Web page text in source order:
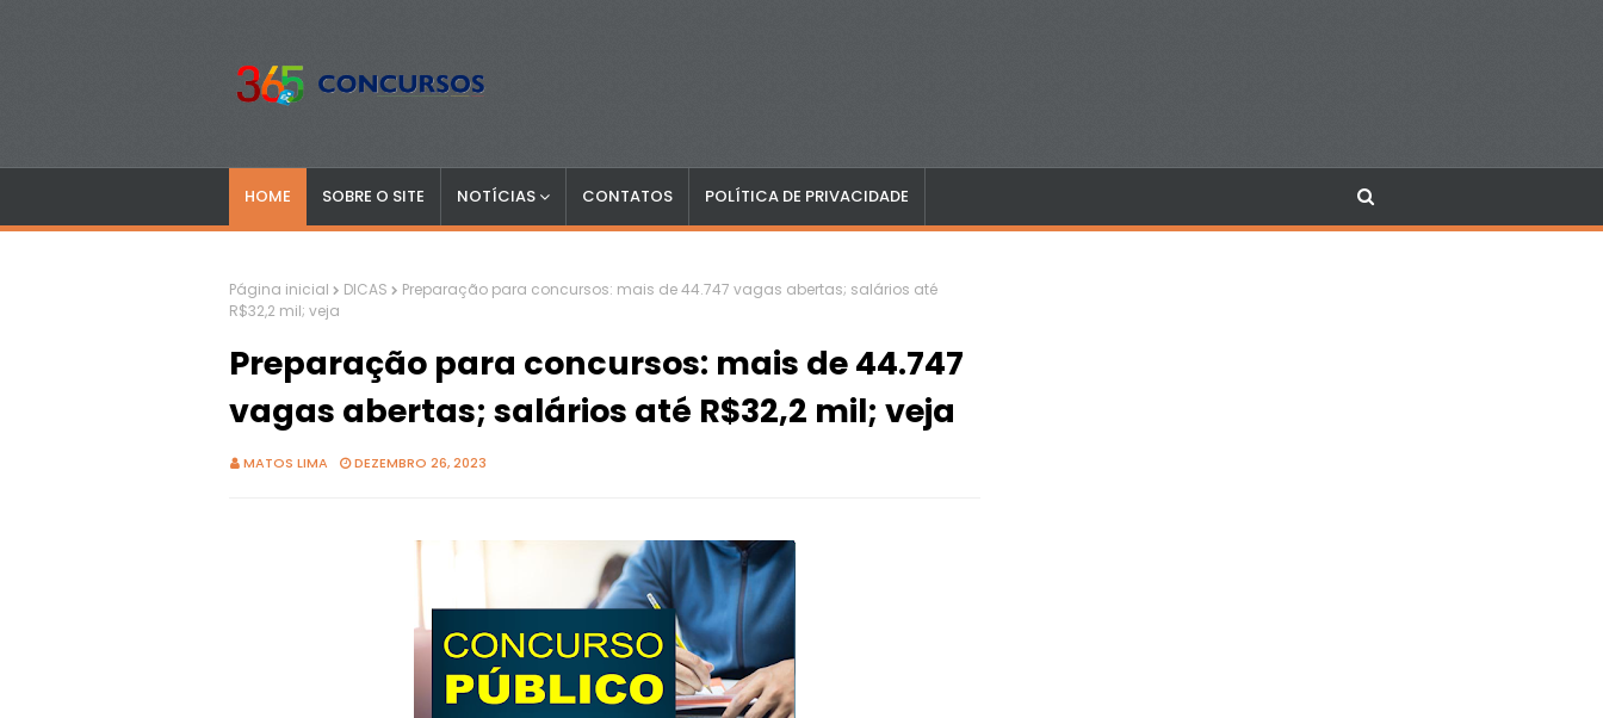
HOME SOBRE O SITE NOTÍCIAS CONTATOS POLÍTICA DE PRIVACIDADE
Página inicial DICAS
Preparação para concursos: mais de 44.747 vagas abertas; salários até
R$32,2 mil; veja
Preparação para concursos: mais de 44.747
vagas abertas; salários até R$32,2 mil; veja
MATOS LIMA DEZEMBRO 26, 2023